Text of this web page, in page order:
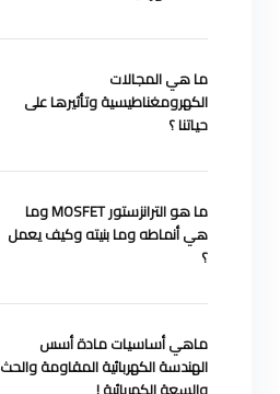
ما هي المجالات
الكهرومغناطيسية وتأثيرها على
حياتنا ؟
ما هو الترانزستور MOSFET وما
هي أنماطه وما بنيته وكيف يعمل
؟
ماهي أساسيات مادة أسس
الهندسة الكهربائية المقاومة والحث